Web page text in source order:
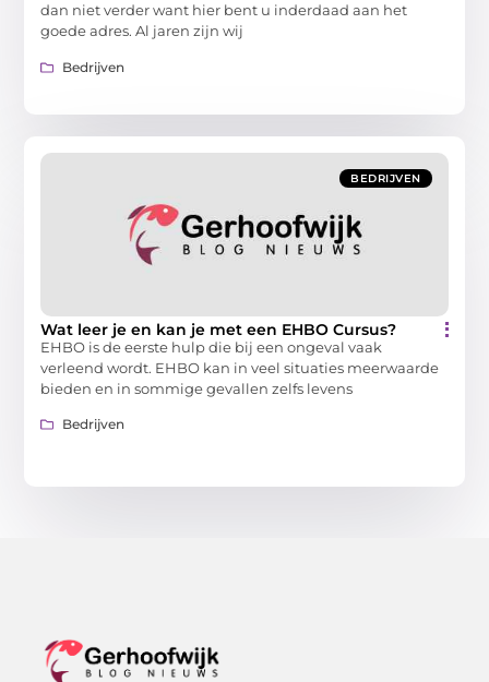
dan niet verder want hier bent u inderdaad aan het
goede adres. Al jaren zijn wij
Bedrijven
BEDRIJVEN
Wat leer je en kan je met een EHBO Cursus?
EHBO is de eerste hulp die bij een ongeval vaak
verleend wordt. EHBO kan in veel situaties meerwaarde
bieden en in sommige gevallen zelfs levens
Bedrijven